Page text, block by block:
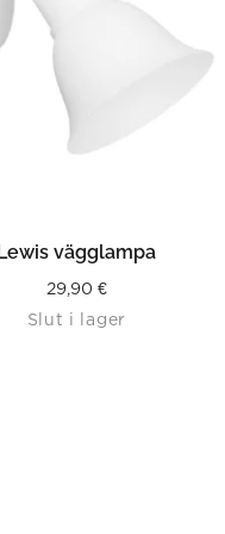
LÄS MER
vägglampa
29,90 €
Slut i lager